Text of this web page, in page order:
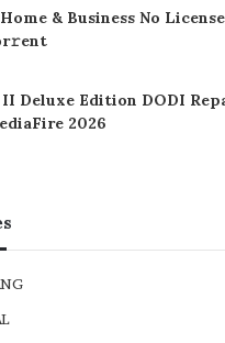
& Business No
II Deluxe Edition DODI
2026